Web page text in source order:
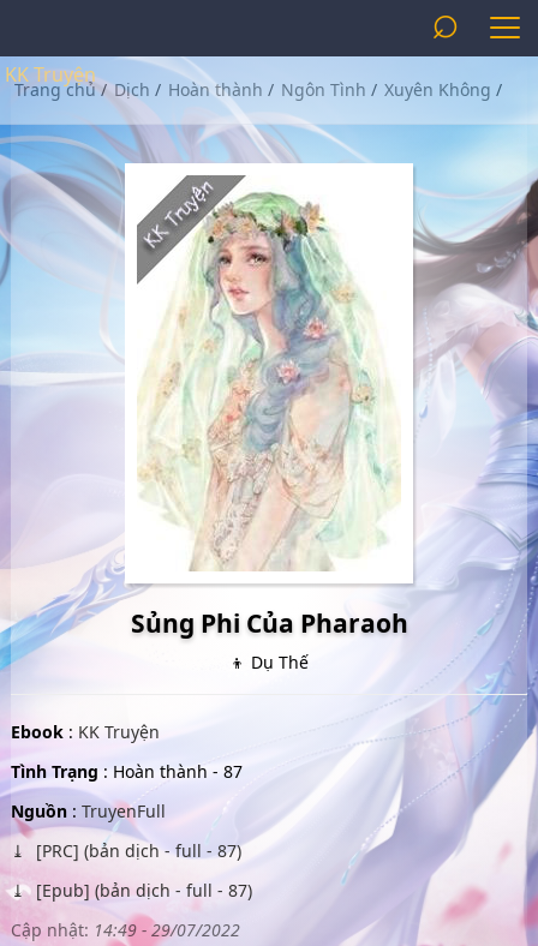
KK Truyện
⌕
Trang chủ/ Dịch / Hoàn thành / Ngôn Tình / Xuyên Không /
Sủng Phi Của Pharaoh
👦 Dụ Thế
Ebook : KK Truyện
Tình Trạng : Hoàn thành - 87
Nguồn: TruyenFull
[PRC] (bản dịch - full - 87)
[Epub] (bản dịch - full - 87)
Cập nhật: 14:49 - 29/07/2022